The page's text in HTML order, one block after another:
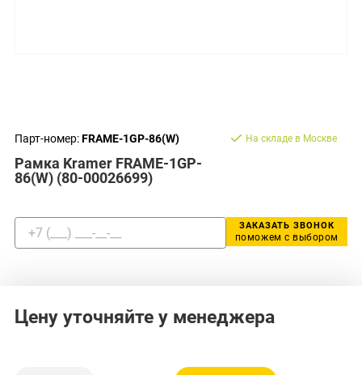
Парт-номер:FRAME-1GP-86(W)
Рамка Kramer FRAME-1GP-
86(W) (80-00026699)
На складе в Москве
ЗАКАЗАТЬ ЗВОНОК
поможем с выбором
Цену уточняйте у менеджера